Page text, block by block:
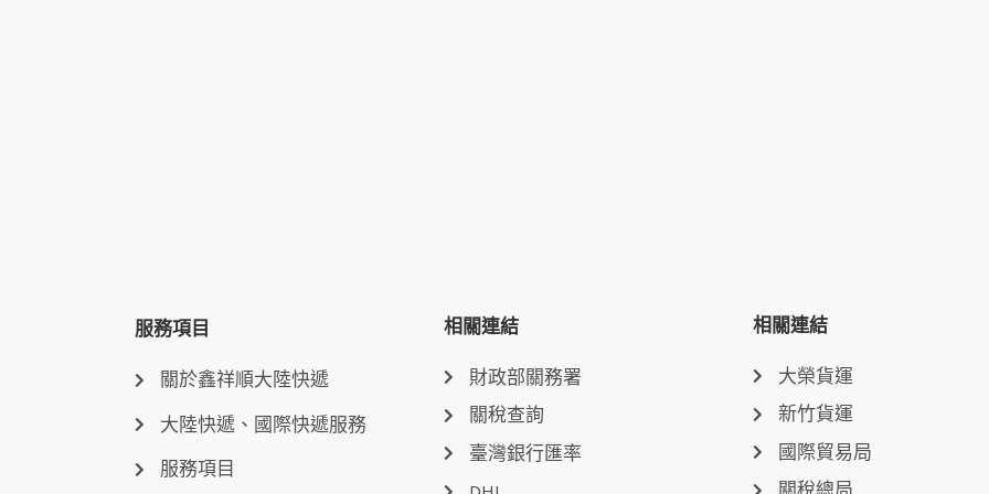
服務項目
關於鑫祥順大陸快遞
大陸快遞、國際快遞服務
服務項目
相關連結
財政部關務署
關稅查詢
臺灣銀行匯率
相關連結
大榮貨運
新竹貨運
國際貿易局